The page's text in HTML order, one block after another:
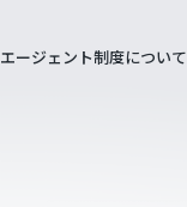
エージェント制度について